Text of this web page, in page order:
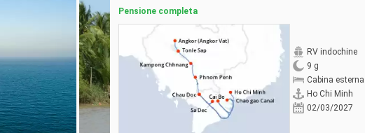
Pensione completa
RV indochine
9 g
Cabina esterna
Ho Chi Minh
02/03/2027